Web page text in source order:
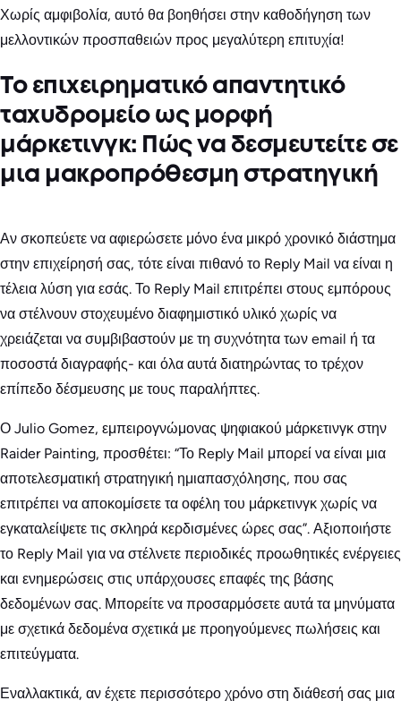
Χωρίς αμφιβολία, αυτό θα βοηθήσει στην καθοδήγηση των
μελλοντικών προσπαθειών προς μεγαλύτερη επιτυχία!
Το επιχειρηματικό απαντητικό
ταχυδρομείο ως μορφή
μάρκετινγκ: Πώς να δεσμευτείτε σε
μια μακροπρόθεσμη στρατηγική
Αν σκοπεύετε να αφιερώσετε μόνο ένα μικρό χρονικό διάστημα
στην επιχείρησή σας, τότε είναι πιθανό το Reply Mail να είναι η
τέλεια λύση για εσάς. Το Reply Mail επιτρέπει στους εμπόρους
να στέλνουν στοχευμένο διαφημιστικό υλικό χωρίς να
χρειάζεται να συμβιβαστούν με τη συχνότητα των email ή τα
ποσοστά διαγραφής- και όλα αυτά διατηρώντας το τρέχον
επίπεδο δέσμευσης με τους παραλήπτες.
Ο Julio Gomez, εμπειρογνώμονας ψηφιακού μάρκετινγκ στην
Raider Painting, προσθέτει: “Το Reply Mail μπορεί να είναι μια
αποτελεσματική στρατηγική ημιαπασχόλησης, που σας
επιτρέπει να αποκομίσετε τα οφέλη του μάρκετινγκ χωρίς να
εγκαταλείψετε τις σκληρά κερδισμένες ώρες σας”. Αξιοποιήστε
το Reply Mail για να στέλνετε περιοδικές προωθητικές ενέργειες
και ενημερώσεις στις υπάρχουσες επαφές της βάσης
δεδομένων σας. Μπορείτε να προσαρμόσετε αυτά τα μηνύματα
με σχετικά δεδομένα σχετικά με προηγούμενες πωλήσεις και
επιτεύγματα.
Εναλλακτικά, αν έχετε περισσότερο χρόνο στη διάθεσή σας μια